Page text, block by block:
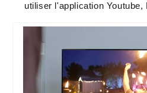
utiliser l'application Youtube,